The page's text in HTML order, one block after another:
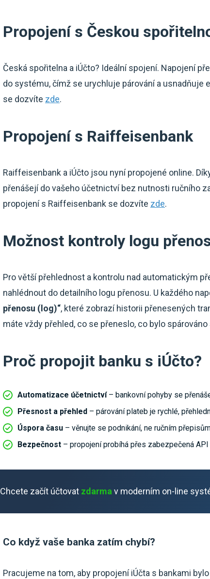
Propojení s Českou
Česká spořitelna a iÚčto? Ideální spojení. Napojení
do systému, čímž se urychluje párování a
se dozvíte zde.
Propojení s Raiffeisenbank
Raiffeisenbank a iÚčto jsou nyní propojené online.
přenášejí do vašeho účetnictví bez nutnosti ručního
propojení s Raiffeisenbank se dozvíte zde.
Možnost kontroly logu
Pro větší přehlednost a kontrolu nad automatickým
nahlédnout do detailního logu přenosu. U každého
přenosu (log)“, které zobrazí historii přenesených
máte vždy přehled, co se přeneslo, co bylo
Proč propojit banku s iÚčto?
Automatizace účetnictví– bankovní pohyby se
Přesnost a přehled – párování plateb je rychlé,
Úspora času – věnujte se podnikání, ne ručním
Bezpečnost – propojení probíhá přes zabezpečená API
Chcete začít účtovat zdarma v moderním on-line
Co když vaše banka zatím chybí?
Pracujeme na tom, aby propojení iÚčta s bankami